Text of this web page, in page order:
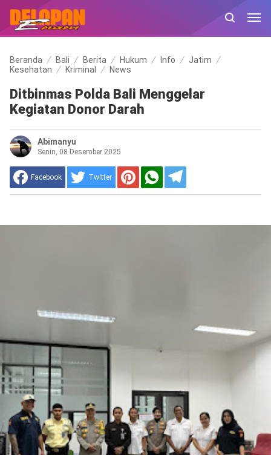
Beranda Bali Berita Hukum Info
Jatim
Kesehatan
Kriminal News
Ditbinmas Polda Bali Menggelar
Kegiatan Donor Darah
Abimanyu
Senin, 08 Desember 2025
Facebook Twitter